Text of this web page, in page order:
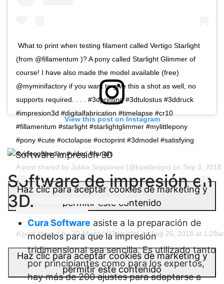
What to print when testing filament called Vertigo Starlight
(from @fillamentum )? A pony called Starlight Glimmer of
course! I have also made the model available (free)
@myminifactory if you want to give this a shot as well, no
supports required. . . . #3dprinting #3dtulostus #3ddruck
#impresion3d #digitalfabrication #timelapse #cr10
#fillamentum #starlight #starlightglimmer #mylittlepony
#pony #cute #octolapse #octoprint #3dmodel #satisfying
#videooftheday #video #fanart
A post shared by Jukka Seppänen (@kijaidesign) on Sep 3, 2018
Haz clic para aceptar cookies de marketing y
permitir este contenido
View this post on Instagram
A post shared by 3D-Might (@3dmight)onAug 25, 2018 at
Haz clic para aceptar cookies de marketing y
permitir este contenido
Software de impresión en
3D.
Cura Software asiste a la preparación de
modelos para que la impresión
tridimensional sea sencilla. Es utilizado tanto
por principiantes como para los expertos,
hay más de 200 ajustes para adaptarse a